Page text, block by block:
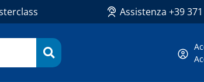
Assistenza +39